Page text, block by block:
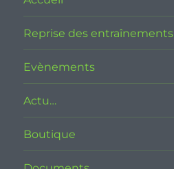
Reprise des entraînements
Evènements
Actu…
Boutique